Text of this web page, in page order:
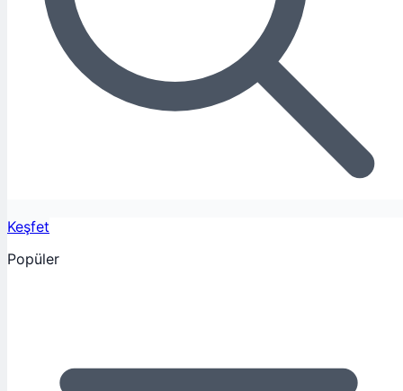
Keşfet
Popüler